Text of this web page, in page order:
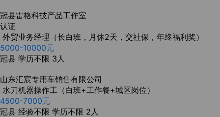
冠县雷格科技产品工作室
认证
外贸业务经理（长白班，月休2天，交社保，年终福利奖）
5000-10000元
冠县 学历不限 3人
山东汇宸专用车销售有限公司
水刀机器操作工（白班+工作餐+城区岗位）
4500-7000元
冠县 经验不限 学历不限 2人